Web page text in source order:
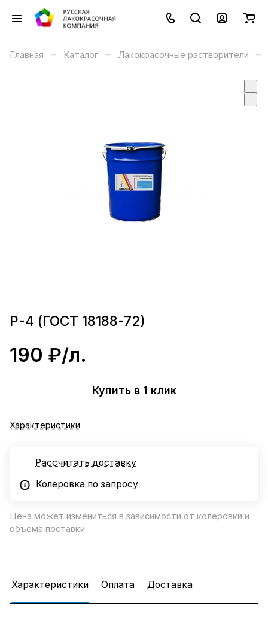
Главная – Каталог – Лакокрасочные растворители –
Р-4 (ГОСТ 18188-72)
190 ₽/л.
Купить в 1 клик
Характеристики
Рассчитать доставку
Колеровка по запросу
Цена может измениться в зависимости от колеровки и
объема поставки
Характеристики Оплата Доставка